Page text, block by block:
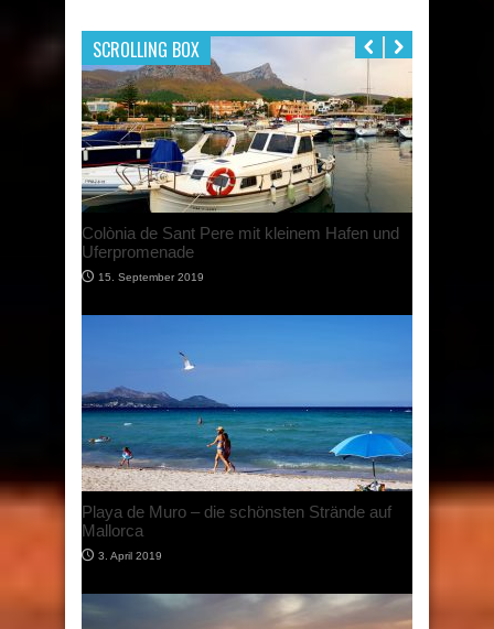
SCROLLING BOX
Das Tramuntana Gebirge auf Mallorca
16. März 2019
Mallorca – mit dem Mietwagen die
Sonneninsel „erfahren“
10. März 2019